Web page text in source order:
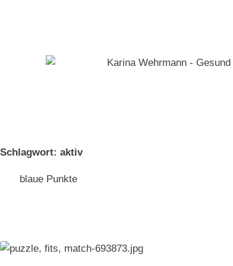
Schlagwort: aktiv